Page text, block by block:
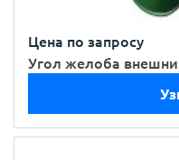
Цена по запросу
Угол желоба